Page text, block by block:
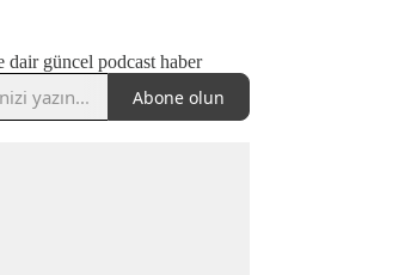
dair güncel podcast haber
Abone olun